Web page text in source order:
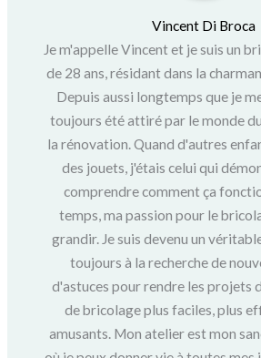
Vincent Di Broca
Je m'appelle Vincent et je suis un
de 28 ans, résidant dans la
Depuis aussi longtemps que je
toujours été attiré par le monde
la rénovation. Quand d'autres
des jouets, j'étais celui qui
comprendre comment ça
temps, ma passion pour le
grandir. Je suis devenu un
toujours à la recherche de
d'astuces pour rendre les projets
de bricolage plus faciles, plus
amusants. Mon atelier est mon